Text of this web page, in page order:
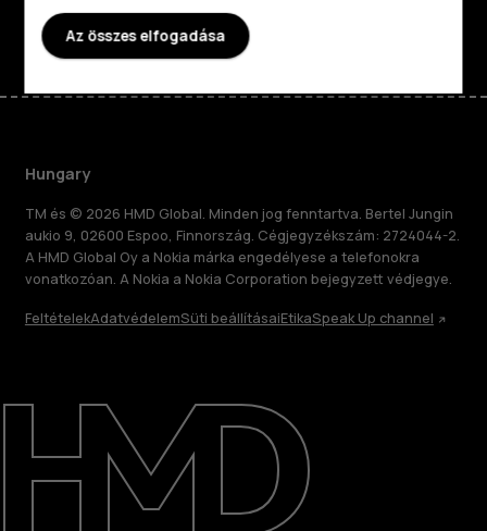
Rólunk
Javítás, újrafelhasználás, újrahasznosítás
Támogatás
FacebookInstagram
TiktokYoutubeLinkedin
Hungary
TM és © 2026 HMD Global. Minden jog fenntartva. Bertel Jungin
aukio 9, 02600 Espoo, Finnország. Cégjegyzékszám: 2724044-2.
A HMD Global Oy a Nokia márka engedélyese a telefonokra
vonatkozóan. A Nokia a Nokia Corporation bejegyzett védjegye.
FeltételekAdatvédelemSüti beállításaiEtikaSpeak Up channel
Az összes elfogadása